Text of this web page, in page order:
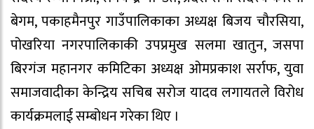
बेगम, पकाहमैनपुर गाउँपालिकाका अध्यक्ष बिजय चौरसिया,
पोखरिया नगरपालिकाकी उपप्रमुख सलमा खातुन, जसपा
बिरगंज महानगर कमिटिका अध्यक्ष ओमप्रकाश सर्राफ, युवा
समाजवादीका केन्द्रिय सचिब सरोज यादव लगायतले विरोध
कार्यक्रमलाई सम्बोधन गरेका थिए ।